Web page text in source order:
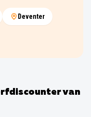
Deventer
van